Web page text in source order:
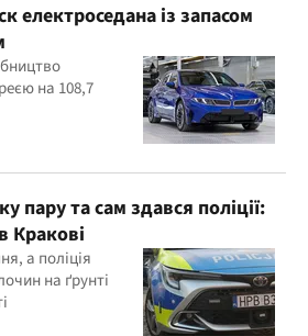
електроседана із запасом
на 108,7
пару та сам здався поліції:
Кракові
а поліція
на ґрунті